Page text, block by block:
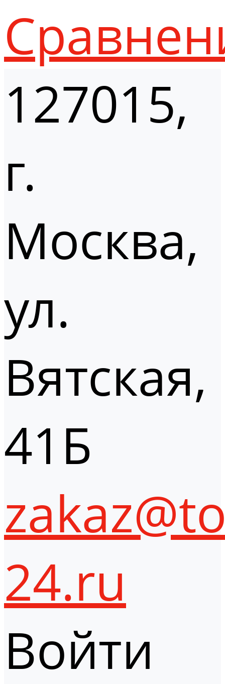
127015,
г.
Москва,
ул.
Вятская,
41Б
24.ru
Войти